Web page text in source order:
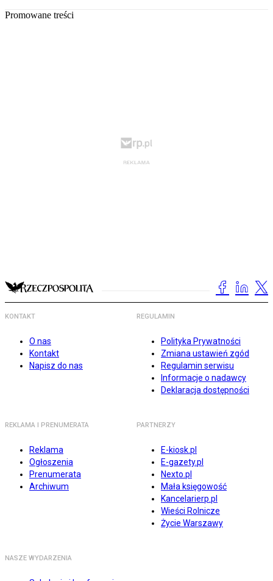
Promowane treści
KONTAKT
O nas
Kontakt
Napisz do nas
REGULAMIN
Polityka Prywatności
Zmiana ustawień zgód
Regulamin serwisu
Informacje o nadawcy
Deklaracja dostępności
REKLAMA I PRENUMERATA
Reklama
Ogłoszenia
Prenumerata
Archiwum
PARTNERZY
E-kiosk.pl
E-gazety.pl
Nexto.pl
Mała księgowość
Kancelarierp.pl
Wieści Rolnicze
Życie Warszawy
NASZE WYDARZENIA